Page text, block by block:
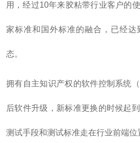
用，经过10年来胶粘带行业客户的
家标准和国外标准的融合，已经达
态。
拥有自主知识产权的软件控制系统
后软件升级，新标准更换的时候起
测试手段和测试标准走在行业前端位